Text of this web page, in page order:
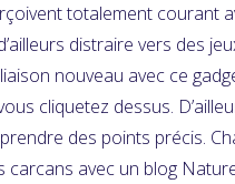
totalement courant
distraire vers des
nouveau avec ce
cliquetez dessus.
des points précis.
avec un blog